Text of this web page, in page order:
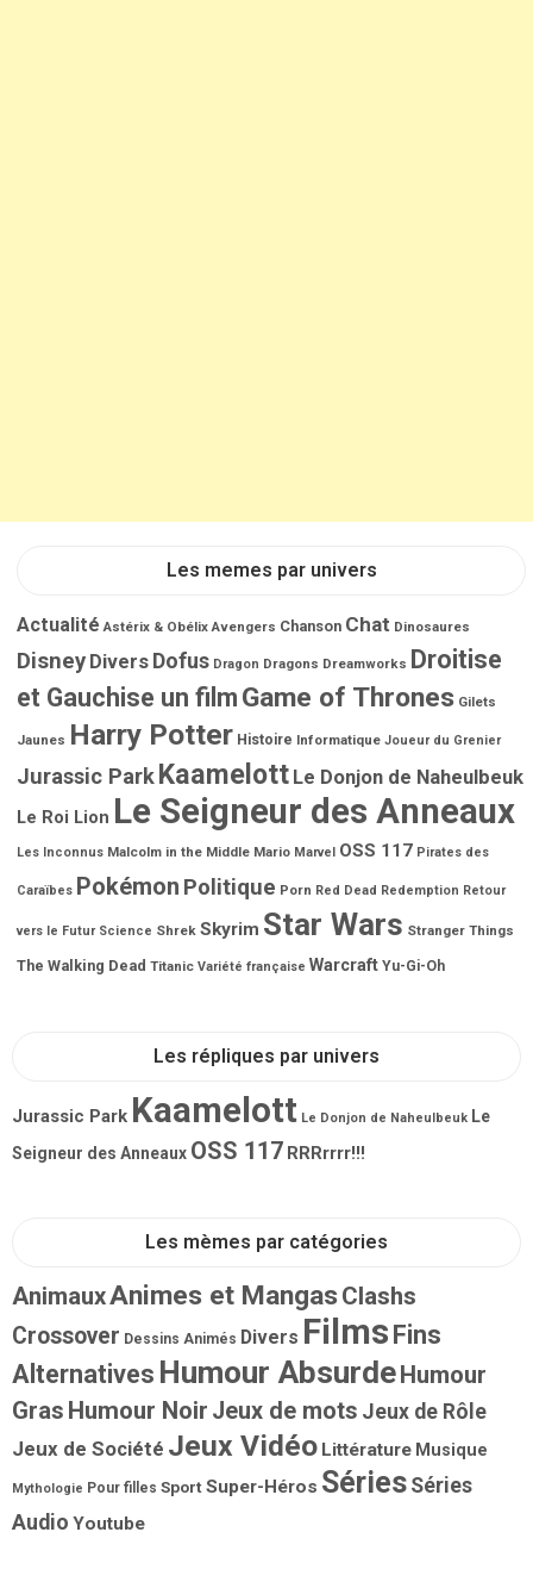
Les memes par univers
Actualité Astérix & Obélix Avengers Chanson Chat Dinosaures
Disney Divers Dofus Dragon Dragons Dreamworks Droitise
et Gauchise un film Game of Thrones Gilets
Jaunes Harry Potter Histoire Informatique Joueur du Grenier
Jurassic ParkKaamelott Le Donjon de Naheulbeuk
Le Roi Lion Le Seigneur des Anneaux
Les Inconnus Malcolm in the Middle Mario Marvel OSS 117 Pirates des
Caraïbes Pokémon Politique Porn Red Dead Redemption Retour
vers le Futur Science Shrek Skyrim Star Wars Stranger Things
The Walking Dead Titanic Variété française Warcraft Yu-Gi-Oh
Les répliques par univers
Jurassic Park Kaamelott Le Donjon de Naheulbeuk Le
Seigneur des Anneaux OSS 117 RRRrrrr!!!
Les mèmes par catégories
AnimauxAnimes et MangasClashs
Crossover Dessins Animés Divers Films Fins
Alternatives Humour AbsurdeHumour
Gras Humour Noir Jeux de mots Jeux de Rôle
Jeux de Société Jeux Vidéo Littérature Musique
Mythologie Pour filles SportSuper-Héros Séries Séries
Audio Youtube